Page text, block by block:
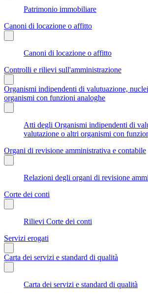
Patrimonio immobiliare
Canoni di locazione o affitto
Canoni di locazione o affitto
Controlli e rilievi sull'amministrazione
Organismi indipendenti di valutuazione,
organismi con funzioni analoghe
Atti degli Organismi indipendenti di
valutazione o altri organismi con
Organi di revisione amministrativa e contabile
Relazioni degli organi di revisione
Corte dei conti
Rilievi Corte dei conti
Servizi erogati
Carta dei servizi e standard di qualità
Carta dei servizi e standard di qualità